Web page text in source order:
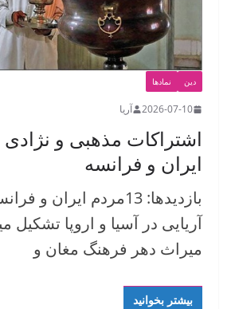
دین نمادها
2026-07-10 آریا
اشتراکات مذهبی و نژادی
ایران و فرانسه
بازدیدها: 13مردم ایران
آریایی در آسیا و اروپا تشکیل
میراث دهر فرهنگ مغان و
بیشتر بخوانید